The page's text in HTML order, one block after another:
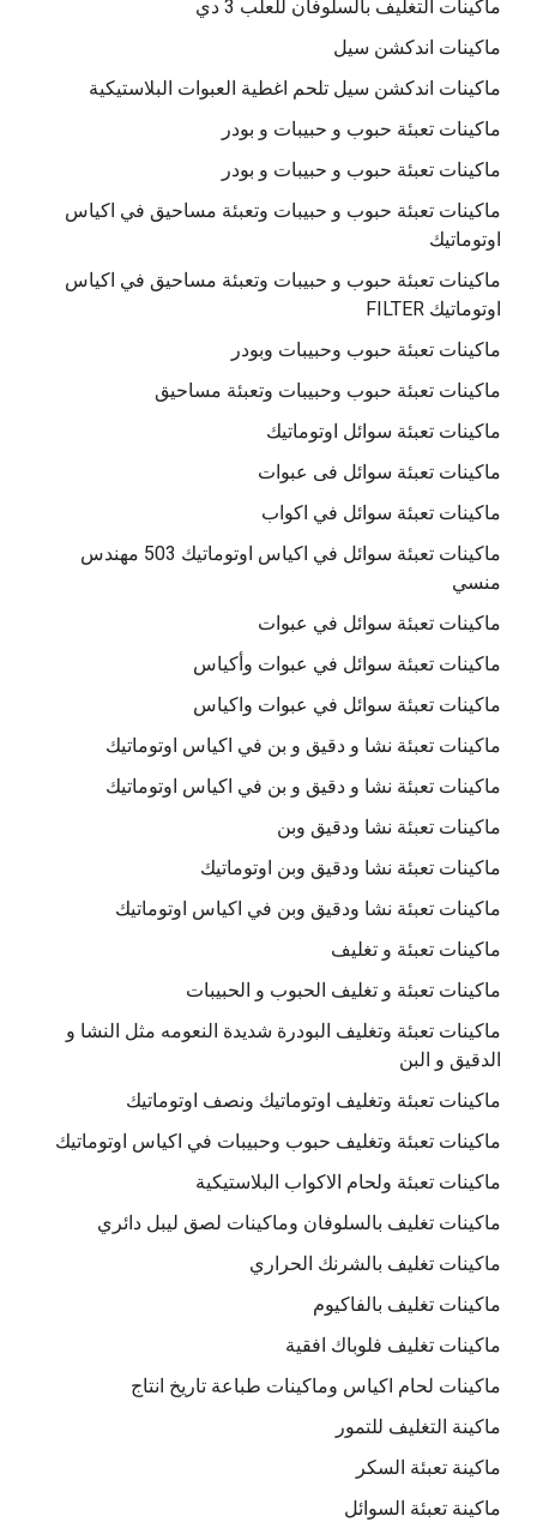
ماكينات التغليف بالسلوفان للعلب 3 دي
ماكينات اندكشن سيل
ماكينات اندكشن سيل تلحم اغطية العبوات البلاستيكية
ماكينات تعبئة حبوب و حبيبات و بودر
ماكينات تعبئة حبوب و حبيبات و بودر
ماكينات تعبئة حبوب و حبيبات وتعبئة مساحيق في اكياس
اوتوماتيك
ماكينات تعبئة حبوب و حبيبات وتعبئة مساحيق في اكياس
اوتوماتيك FILTER
ماكينات تعبئة حبوب وحبيبات وبودر
ماكينات تعبئة حبوب وحبيبات وتعبئة مساحيق
ماكينات تعبئة سوائل اوتوماتيك
ماكينات تعبئة سوائل فى عبوات
ماكينات تعبئة سوائل في اكواب
ماكينات تعبئة سوائل في اكياس اوتوماتيك 503 مهندس
منسي
ماكينات تعبئة سوائل في عبوات
ماكينات تعبئة سوائل في عبوات وأكياس
ماكينات تعبئة سوائل في عبوات واكياس
ماكينات تعبئة نشا و دقيق و بن في اكياس اوتوماتيك
ماكينات تعبئة نشا و دقيق و بن في اكياس اوتوماتيك
ماكينات تعبئة نشا ودقيق وبن
ماكينات تعبئة نشا ودقيق وبن اوتوماتيك
ماكينات تعبئة نشا ودقيق وبن في اكياس اوتوماتيك
ماكينات تعبئة و تغليف
ماكينات تعبئة و تغليف الحبوب و الحبيبات
ماكينات تعبئة وتغليف البودرة شديدة النعومه مثل النشا و
الدقيق و البن
ماكينات تعبئة وتغليف اوتوماتيك ونصف اوتوماتيك
ماكينات تعبئة وتغليف حبوب وحبيبات في اكياس اوتوماتيك
ماكينات تعبئة ولحام الاكواب البلاستيكية
ماكينات تغليف بالسلوفان وماكينات لصق ليبل دائري
ماكينات تغليف بالشرنك الحراري
ماكينات تغليف بالفاكيوم
ماكينات تغليف فلوباك افقية
ماكينات لحام اكياس وماكينات طباعة تاريخ انتاج
ماكينة التغليف للتمور
ماكينة تعبئة السكر
ماكينة تعبئة السوائل